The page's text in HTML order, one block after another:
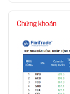
Chứng khoán